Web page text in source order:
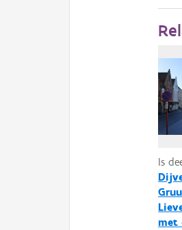
Is
met